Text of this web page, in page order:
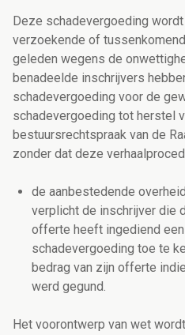
Deze schadevergoeding
verzoekende of
geleden wegens de
benadeelde inschrijvers
schadevergoeding voor de
schadevergoeding tot herstel
bestuursrechtspraak van de
zonder dat deze
de aanbestedende
verplicht de inschrijver die
offerte heeft ingediend
schadevergoeding toe te
bedrag van zijn offerte
werd gegund.
Het voorontwerp van wet